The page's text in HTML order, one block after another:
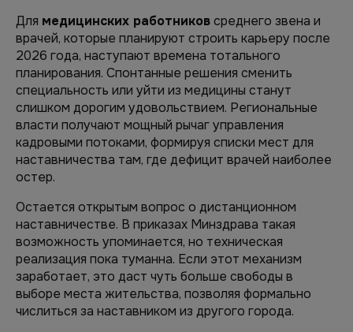
Для медицинских работниковсреднего звена и
врачей, которые планируют строить карьеру после
2026 года, наступают времена тотального
планирования. Спонтанные решения сменить
специальность или уйти из медицины станут
слишком дорогим удовольствием. Региональные
власти получают мощный рычаг управления
кадровыми потоками, формируя списки мест для
наставничества там, где дефицит врачей наиболее
остер.
Остается открытым вопрос о дистанционном
наставничестве. В приказах Минздрава такая
возможность упоминается, но техническая
реализация пока туманна. Если этот механизм
заработает, это даст чуть больше свободы в
выборе места жительства, позволяя формально
числиться за наставником из другого города.